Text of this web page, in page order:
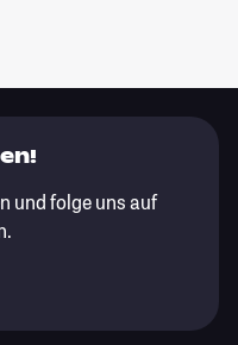
und folge uns auf